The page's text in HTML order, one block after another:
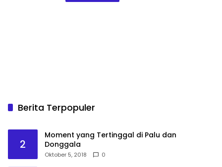
Berita Terpopuler
2
Moment yang Tertinggal di Palu dan
Donggala
Oktober 5, 2018 0